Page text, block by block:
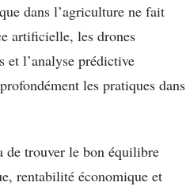
dans l’agriculture ne fait
artificielle, les drones
et l’analyse prédictive
les pratiques dans
de trouver le bon équilibre
rentabilité économique et